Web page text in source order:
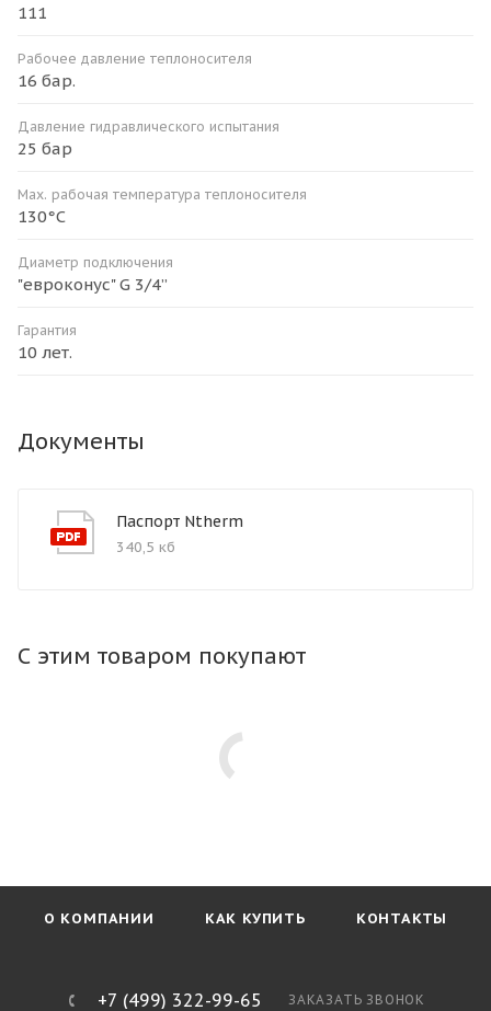
111
Рабочее давление теплоносителя
16 бар.
Давление гидравлического испытания
25 бар
Мax. рабочая температура теплоносителя
130°С
Диаметр подключения
"евроконус" G 3/4”
Гарантия
10 лет.
Документы
Паспорт Ntherm
340,5 кб
С этим товаром покупают
О КОМПАНИИ КАК КУПИТЬ КОНТАКТЫ
+7 (499) 322-99-65 ЗАКАЗАТЬ ЗВОНОК